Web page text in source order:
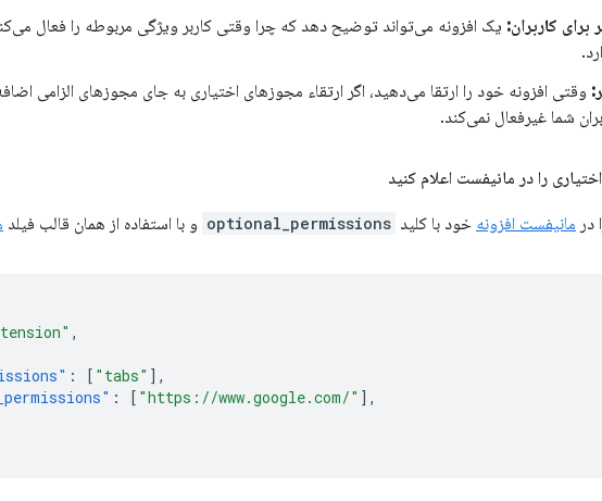
برای کاربران: یک افزونه می‌تواند توضیح دهد که چرا وقتی کاربر ویژگی مربوطه را فعال
وقتی افزونه خود را ارتقا می‌دهید، اگر ارتقاء مجوزهای اختیاری به جای مجوزهای الزامی
شما غیرفعال نمی‌کند.
در مانیفست افزونه خود با کلید optional_permissions و با استفاده از همان قالب فیلد
,
: [ "tabs" ],
: [ "https://www.google.com/" ],